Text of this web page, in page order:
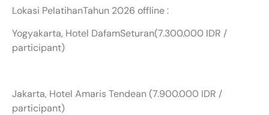
Lokasi PelatihanTahun 2026 offline :
Yogyakarta, Hotel DafamSeturan(7.300.000 IDR /
participant)
Jakarta, Hotel Amaris Tendean (7.900.000 IDR /
participant)